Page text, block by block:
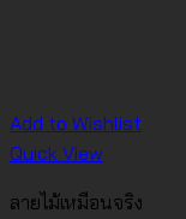
Add to Wishlist
Quick View
ลายไม้เหมือนจริง